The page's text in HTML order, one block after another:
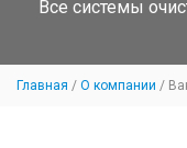
Все системы
Главная О компании